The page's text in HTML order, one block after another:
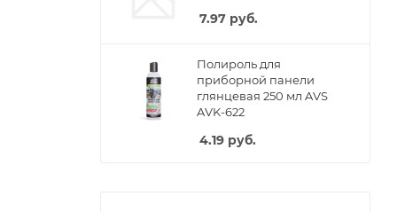
7.97 руб.
Полироль для
приборной панели
глянцевая 250 мл AVS
AVK-622
4.19 руб.